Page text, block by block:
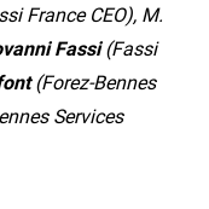
France CEO), M.
Fassi(Fassi
(Forez-Bennes
Services